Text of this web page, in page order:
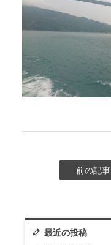
前の記事
最近の投稿